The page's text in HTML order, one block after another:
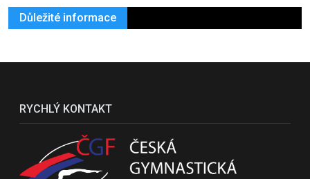
Důležité informace
RYCHLÝ KONTAKT